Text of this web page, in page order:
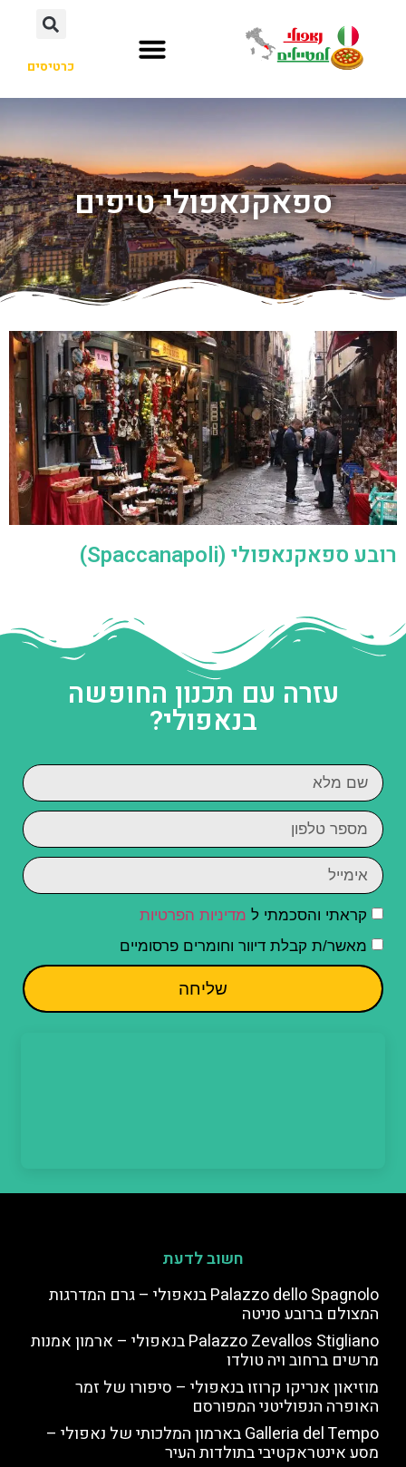
כרטיסים
ספאקנאפולי טיפים
רובע ספאקנאפולי (Spaccanapoli)
עזרה עם תכנון החופשה
בנאפולי?
קראתי והסכמתי ל מדיניות הפרטיות
מאשר/ת קבלת דיוור וחומרים פרסומיים
שליחה
חשוב לדעת
Palazzo dello Spagnolo בנאפולי – גרם המדרגות
המצולם ברובע סניטה
Palazzo Zevallos Stigliano בנאפולי – ארמון אמנות
מרשים ברחוב ויה טולדו
מוזיאון אנריקו קרוזו בנאפולי – סיפורו של זמר
האופרה הנפוליטני המפורסם
Galleria del Tempo בארמון המלכותי של נאפולי –
מסע אינטראקטיבי בתולדות העיר